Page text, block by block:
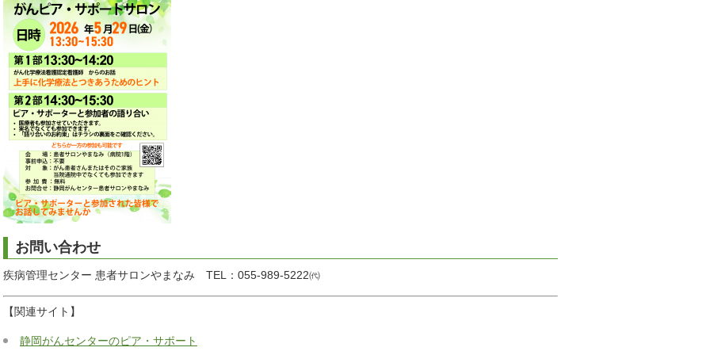
お問い合わせ
疾病管理センター 患者サロンやまなみ TEL：055-989-5222㈹
【関連サイト】
静岡がんセンターのピア・サポート